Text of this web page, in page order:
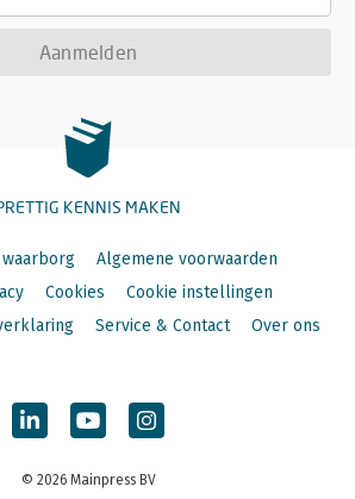
Aanmelden
KENNIS MAKEN
Algemene voorwaarden
Cookies
Cookie instellingen
Service & Contact Over ons
© 2026 Mainpress BV